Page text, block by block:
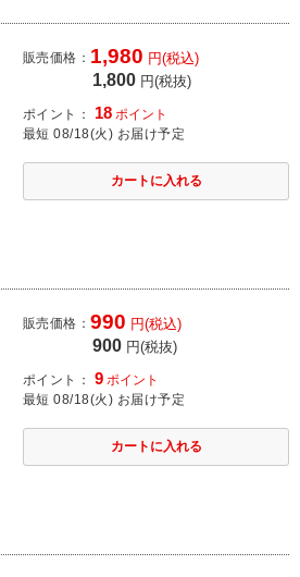
販売価格： 1,980 円(税込)
1,800 円(税抜)
ポイント： 18 ポイント
最短 08/18(火) お届け予定
販売価格：990 円(税込)
900 円(税抜)
ポイント： 9 ポイント
最短 08/18(火) お届け予定